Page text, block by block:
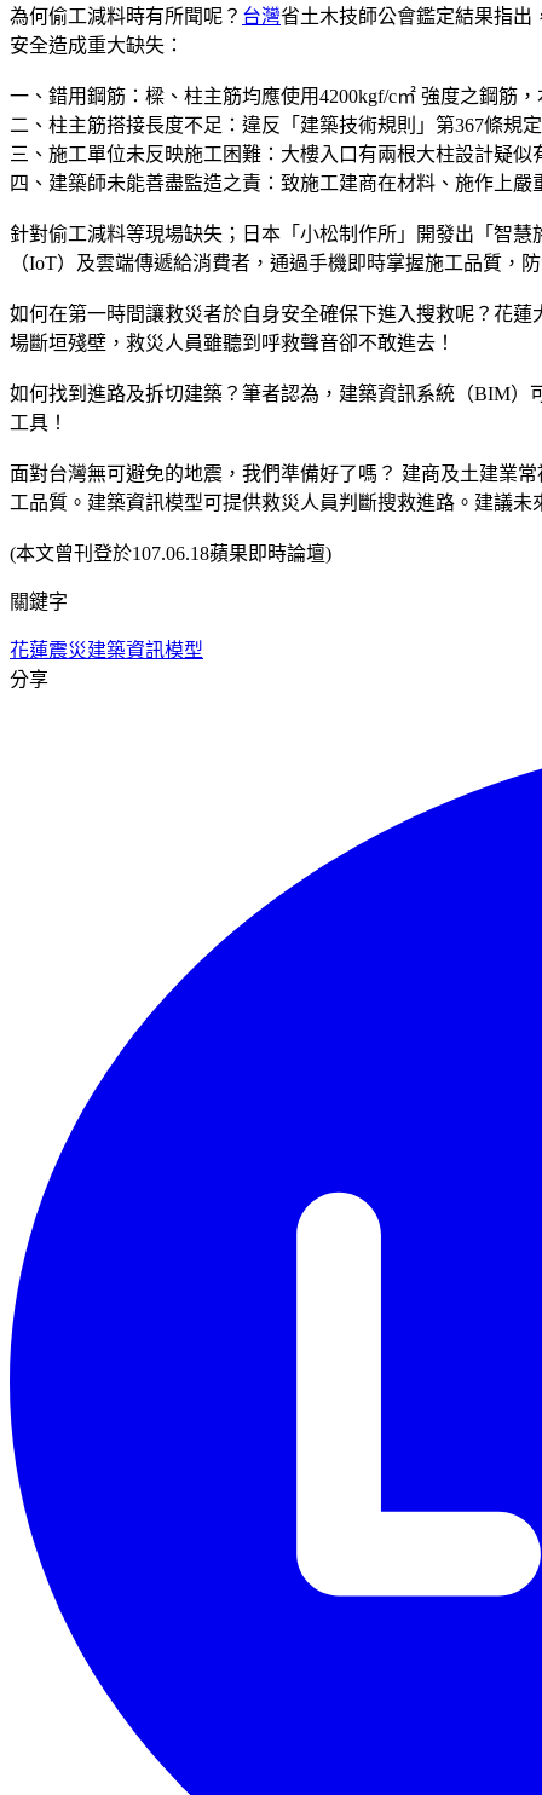
為何偷工減料時有所聞呢？ 台灣省土木技師公會鑑定結果指出
安全造成重大缺失：
一、錯用鋼筋：樑、柱主筋均應使用4200kgf/c㎡ 強度之鋼筋
二、柱主筋搭接長度不足：違反「建築技術規則」第367條規
三、施工單位未反映施工困難：大樓入口有兩根大柱設計疑
四、建築師未能善盡監造之責：致施工建商在材料、施作上嚴
針對偷工減料等現場缺失；日本「小松制作所」開發出「智
（IoT）及雲端傳遞給消費者，通過手機即時掌握施工品質，
如何在第一時間讓救災者於自身安全確保下進入搜救呢？花
場斷垣殘壁，救災人員雖聽到呼救聲音卻不敢進去！
如何找到進路及拆切建築？筆者認為，建築資訊系統（BIM
工具！
面對台灣無可避免的地震，我們準備好了嗎？ 建商及土建業
工品質。建築資訊模型可提供救災人員判斷搜救進路。建議
(本文曾刊登於107.06.18蘋果即時論壇)
關鍵字
花蓮震災建築資訊模型
分享